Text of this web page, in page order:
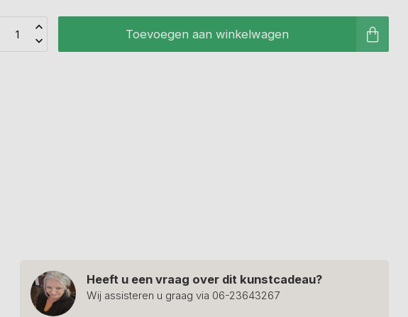
Toevoegen aan winkelwagen
Heeft u een vraag over dit kunstcadeau?
Wij assisteren u graag via 06-23643267